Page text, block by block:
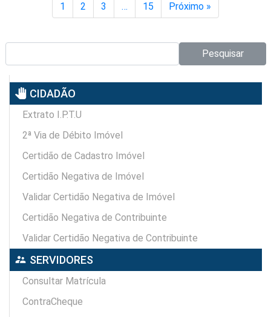
1 2 3 … 15 Próximo »
Pesquisar
pan_tool CIDADÃO
Extrato I.P.T.U
2ª Via de Débito Imóvel
Certidão de Cadastro Imóvel
Certidão Negativa de Imóvel
Validar Certidão Negativa de Imóvel
Certidão Negativa de Contribuinte
Validar Certidão Negativa de Contribuinte
supervisor_account SERVIDORES
Consultar Matrícula
ContraCheque